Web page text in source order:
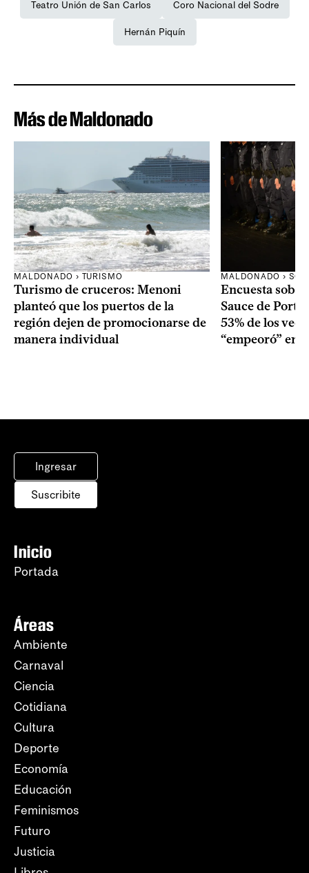
Teatro Unión de San Carlos Coro Nacional del Sodre
Hernán Piquín
Más de Maldonado
MALDONADO › TURISMO
Turismo de cruceros: Menoni
planteó que los puertos de la
región dejen de promocionarse de
manera individual
MALDONADO ›
Encuesta
Sauce de
53% de los
“empeoró” en
Ingresar
Suscribite
Inicio
Portada
Áreas
Ambiente
Carnaval
Ciencia
Cotidiana
Cultura
Deporte
Economía
Educación
Feminismos
Futuro
Justicia